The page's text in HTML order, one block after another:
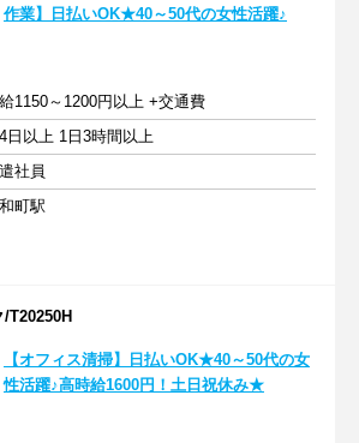
作業】日払いOK★40～50代の女性活躍♪
1150～1200円以上 +交通費
日以上 1日3時間以上
社員
町駅
T20250H
【オフィス清掃】日払いOK★40～50代の女
性活躍♪高時給1600円！土日祝休み★